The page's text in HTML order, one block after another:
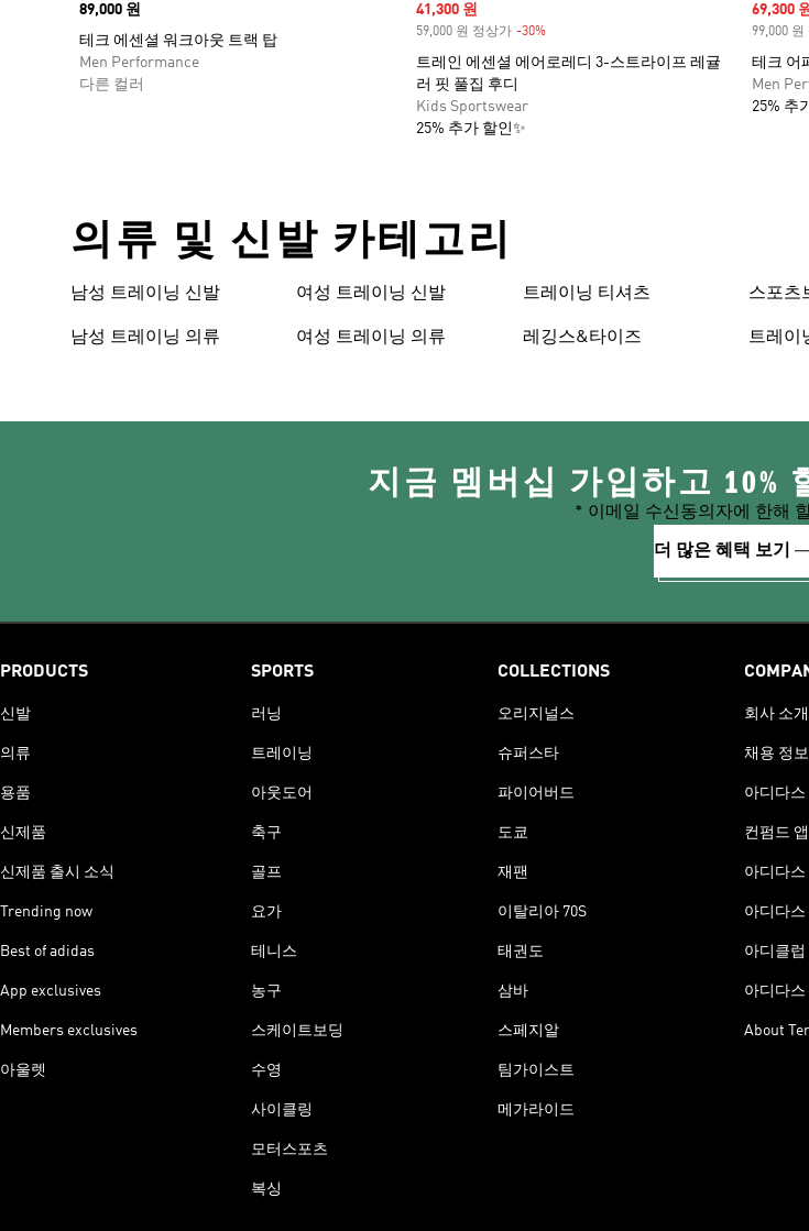
Price
89,000 원
테크 에센셜 워크아웃 트랙 탑
Men Performance
다른 컬러
Sale price
41,300 원
59,000 원 정상가 -30%Discount
트레인 에센셜 에어로레디 3-스트라이프 레귤
러 핏 풀집 후디
Kids Sportswear
25% 추가 할인✨
Sale
69,300 원
99,000 원
테크 어
Men
25% 추
의류 및 신발 카테고리
남성 트레이닝 신발
남성 트레이닝 의류
여성 트레이닝 신발
여성 트레이닝 의류
트레이닝 티셔츠
레깅스&타이즈
스포츠
트레이
지금 멤버십 가입하고 10%
* 이메일 수신동의자에 한해
더 많은 혜택 보기
PRODUCTS
신발
의류
용품
신제품
신제품 출시 소식
Trending now
Best of adidas
App exclusives
Members exclusives
아울렛
SPORTS
러닝
트레이닝
아웃도어
축구
골프
요가
테니스
농구
스케이트보딩
수영
사이클링
모터스포츠
복싱
COLLECTIONS
오리지널스
슈퍼스타
파이어버드
도쿄
재팬
이탈리아 70S
태권도
삼바
스페지알
팀가이스트
메가라이드
회사 소개
채용 정보
아디다스
컨펌드 앱
아디다스
아디다스
아디클럽
아디다스
About